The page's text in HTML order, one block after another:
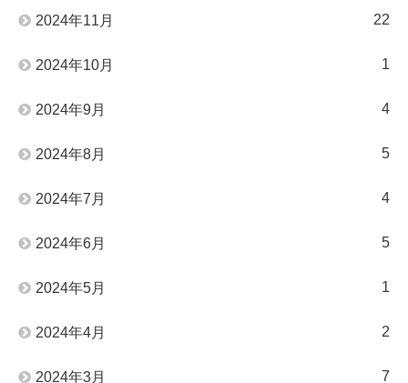
2024年11月 22
2024年10月 1
2024年9月 4
2024年8月 5
2024年7月 4
2024年6月 5
2024年5月 1
2024年4月 2
2024年3月 7